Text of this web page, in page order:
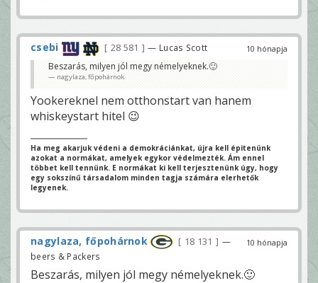
10 hónapja
csebi 28 581 — Lucas Scott
Beszarás, milyen jól megy némelyeknek.🙂
nagylaza, főpohárnok
Yookereknel nem otthonstart van hanem
whiskeystart hitel 😉
Ha meg akarjuk védeni a demokráciánkat, újra kell épitenünk
azokat a normákat, amelyek egykor védelmezték. Ám ennel
többet kell tennünk. E normákat ki kell terjesztenünk úgy, hogy
egy sokszínű társadalom minden tagja számára elerhetők
legyenek.
10 hónapja
nagylaza, főpohárnok 18 131
—
beers & Packers
Beszarás, milyen jól megy némelyeknek.🙂